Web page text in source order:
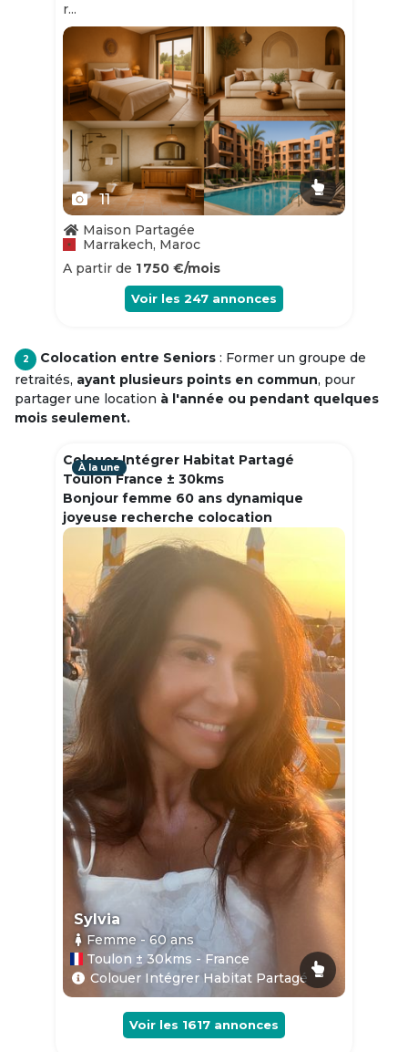
r...
Slide 1 of 11
11
Maison Partagée
Marrakech, Maroc
A partir de 1 750 €/mois
Voir les 247 annonces
2 Colocation entre Seniors : Former un groupe de
retraités, ayant plusieurs points en commun, pour
partager une location à l'année ou pendant quelques
mois seulement.
Colouer Intégrer Habitat Partagé
Toulon France ± 30kms
Bonjour femme 60 ans dynamique
joyeuse recherche colocation
À la une
Sylvia
Femme - 60ans
Toulon ± 30kms - France
Colouer Intégrer Habitat Partagé
Voir les 1617 annonces